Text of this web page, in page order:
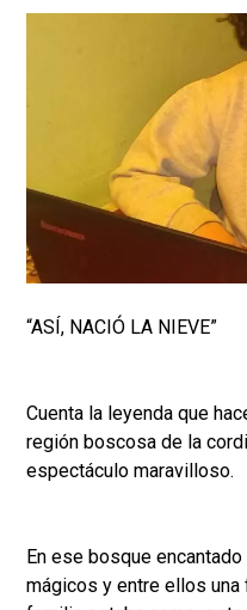
“ASÍ, NACIÓ LA NIEVE”
Cuenta la leyenda que
región boscosa de la
espectáculo maravilloso.
En ese bosque
mágicos y entre ellos